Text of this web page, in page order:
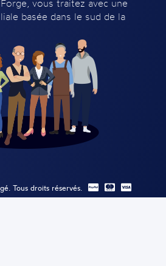
vous traitez avec une
basée dans le sud de la
Tous droits réservés.